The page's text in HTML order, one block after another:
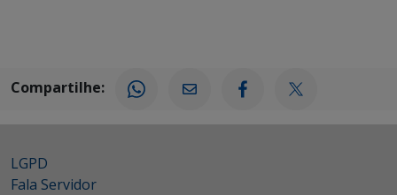
Compartilhe:
LGPD
Fala Servidor